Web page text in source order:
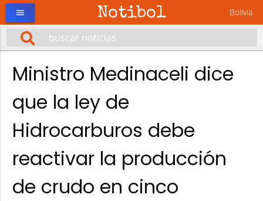
Notibol Bolivia
menu
Ministro Medinaceli dice
que la ley de
Hidrocarburos debe
reactivar la producción
de crudo en cinco